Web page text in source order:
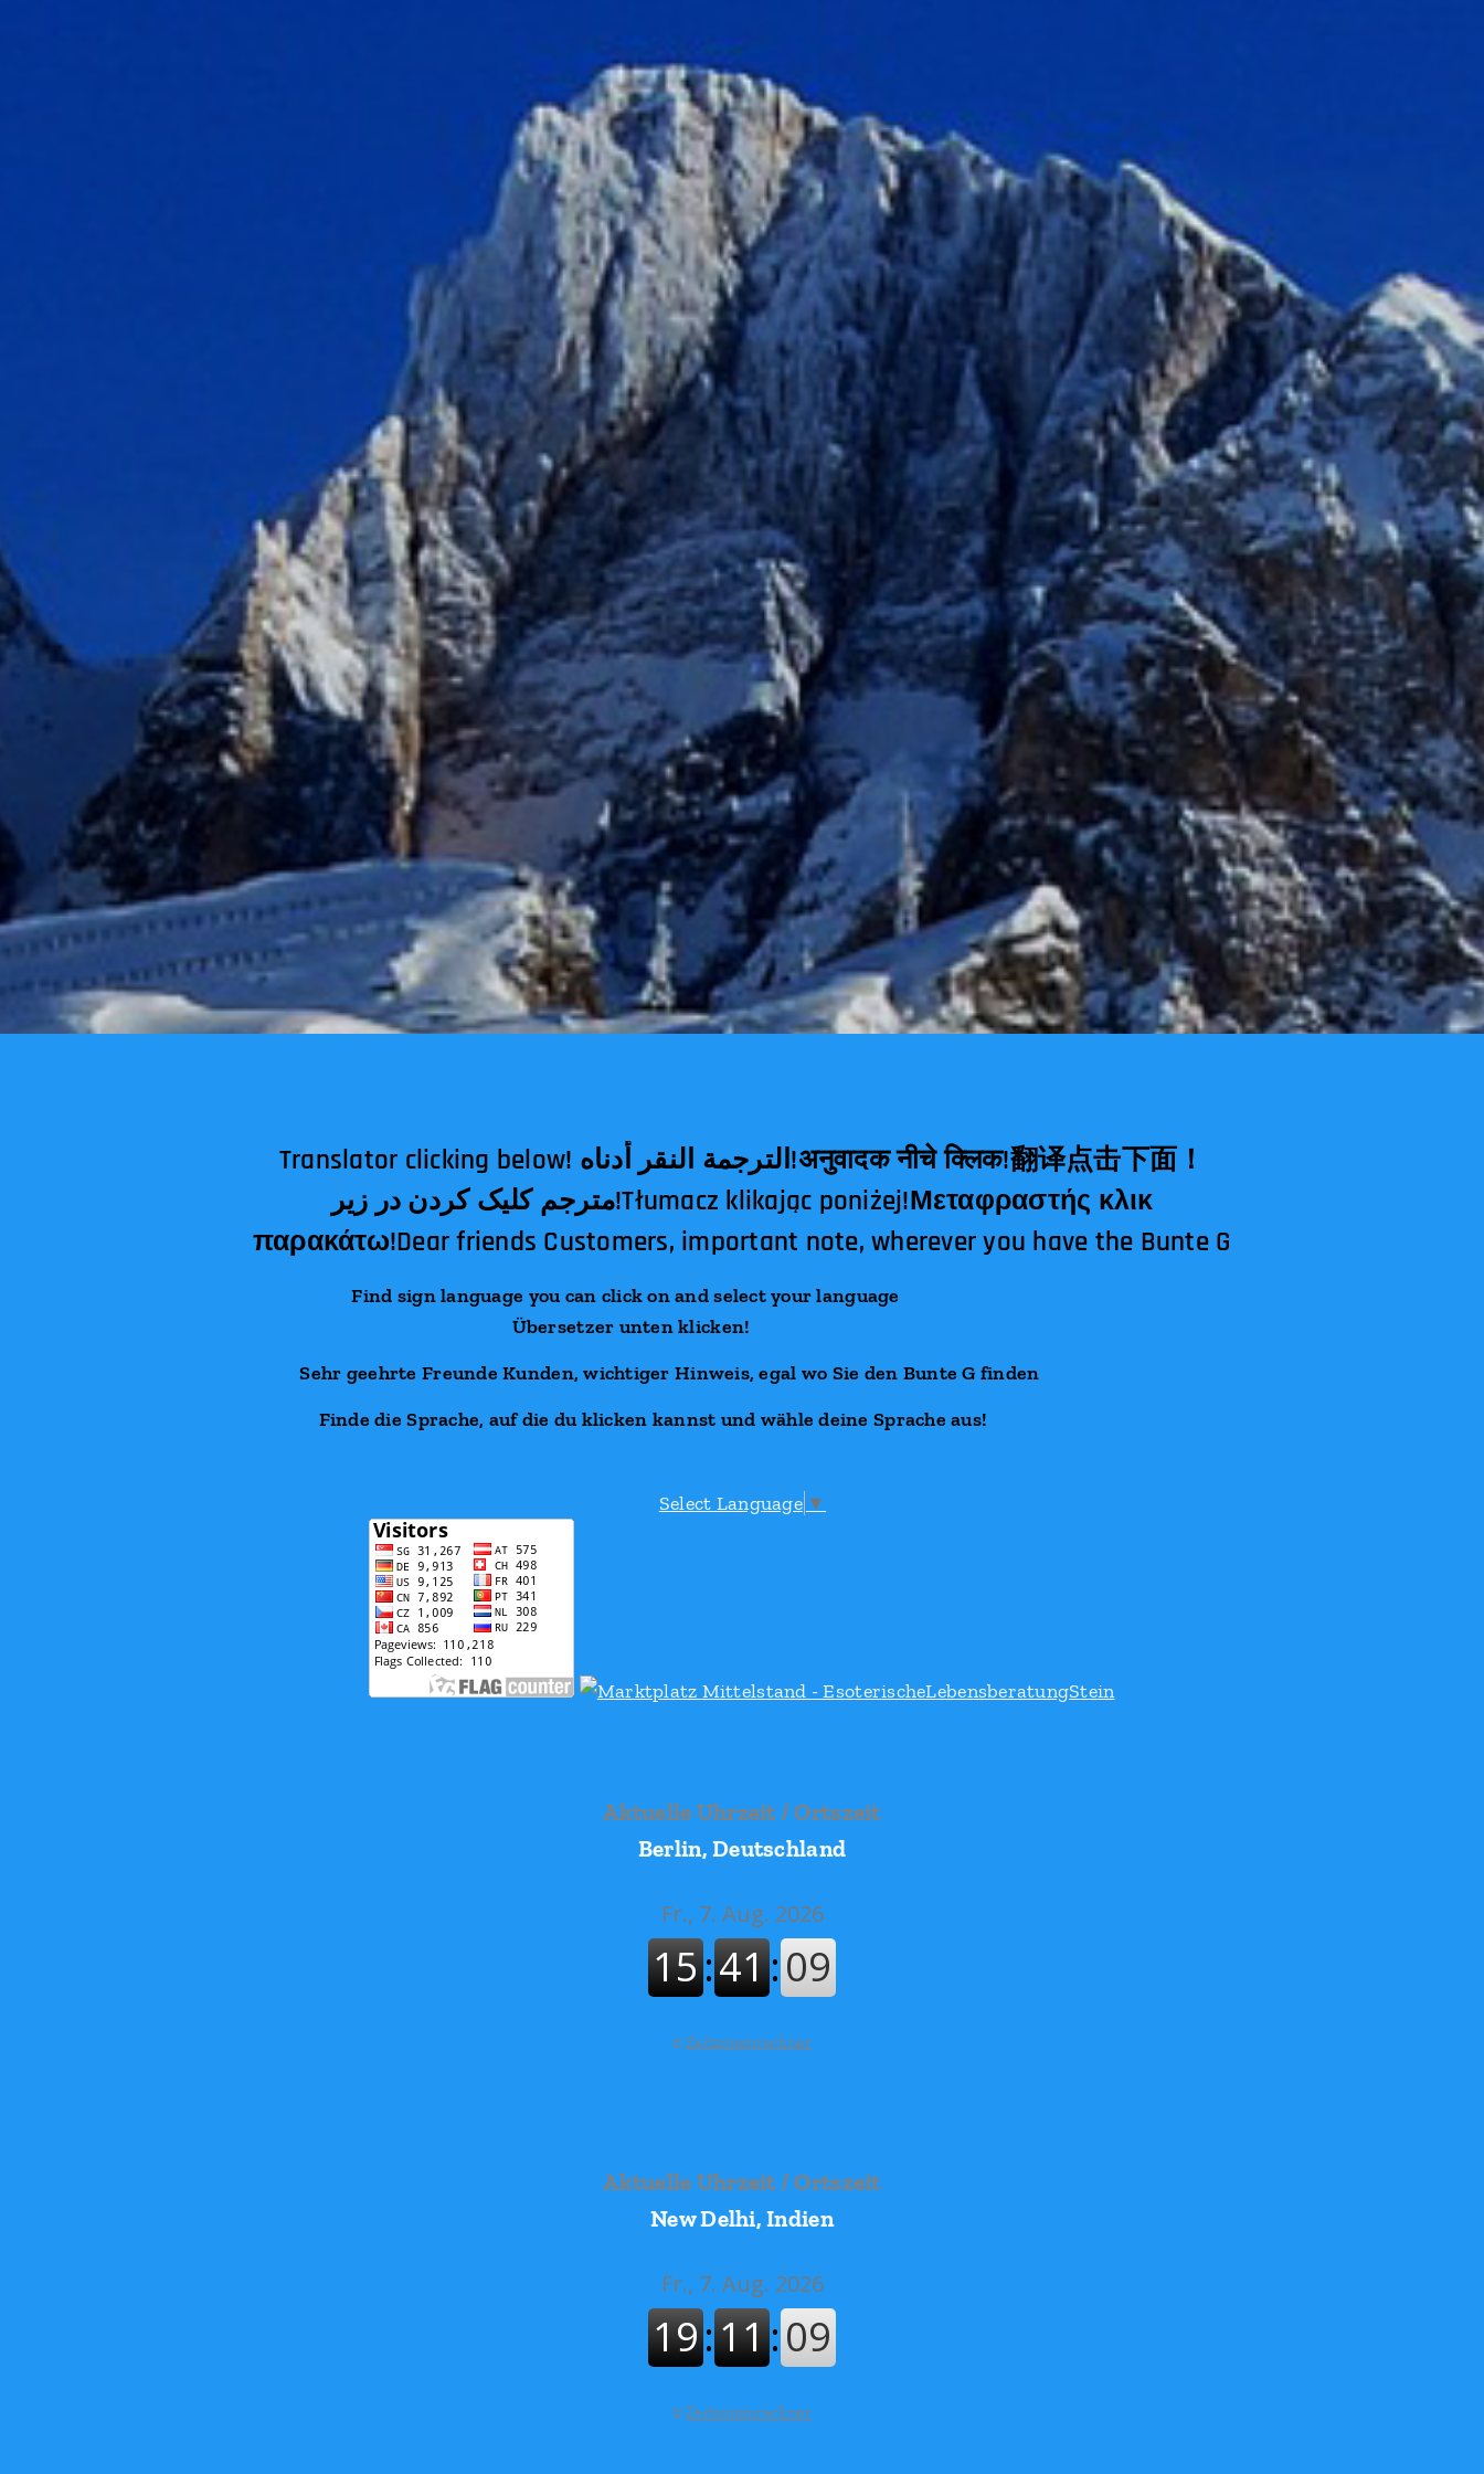
Translator clicking below! الترجمة النقر أدناه!अनुवादक नीचे क्लिक!翻译点击下面！
مترجم کلیک کردن در زیر!Tłumacz klikając poniżej!Μεταφραστής κλικ
παρακάτω!Dear friends Customers, important note, wherever you have the Bunte G
Find sign language you can click on and select your language
Übersetzer unten klicken!
Sehr geehrte Freunde Kunden, wichtiger Hinweis, egal wo Sie den Bunte G finden
Finde die Sprache, auf die du klicken kannst und wähle deine Sprache aus!
Select Language ▼
Aktuelle Uhrzeit / Ortszeit
Berlin, Deutschland
©Zeitzonenrechner
Aktuelle Uhrzeit / Ortszeit
New Delhi, Indien
©Zeitzonenrechner